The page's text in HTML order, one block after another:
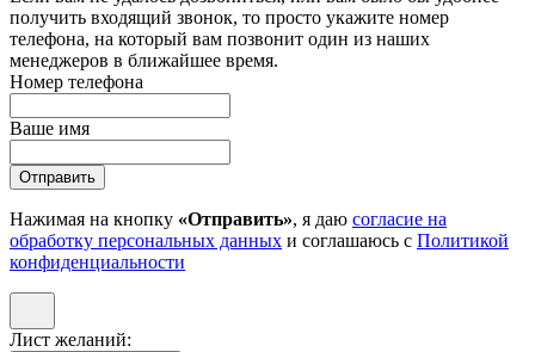
получить входящий звонок, то просто укажите номер
телефона, на который вам позвонит один из наших
менеджеров в ближайшее время.
Номер телефона
Ваше имя
Отправить
Нажимая на кнопку «Отправить», я даю согласие на
обработку персональных данных и соглашаюсь с Политикой
конфиденциальности
Лист желаний: